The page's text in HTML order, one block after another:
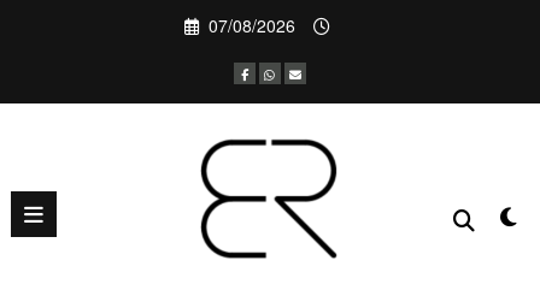
07/08/2026
Regra dos 72 na Bolsa de Valores:
funciona para ações e ETFs?